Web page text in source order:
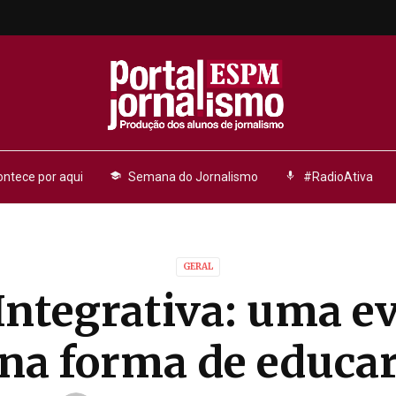
por aqui school Semana do Jornalismo mic #RadioAtiva
GERAL
uma
forma de